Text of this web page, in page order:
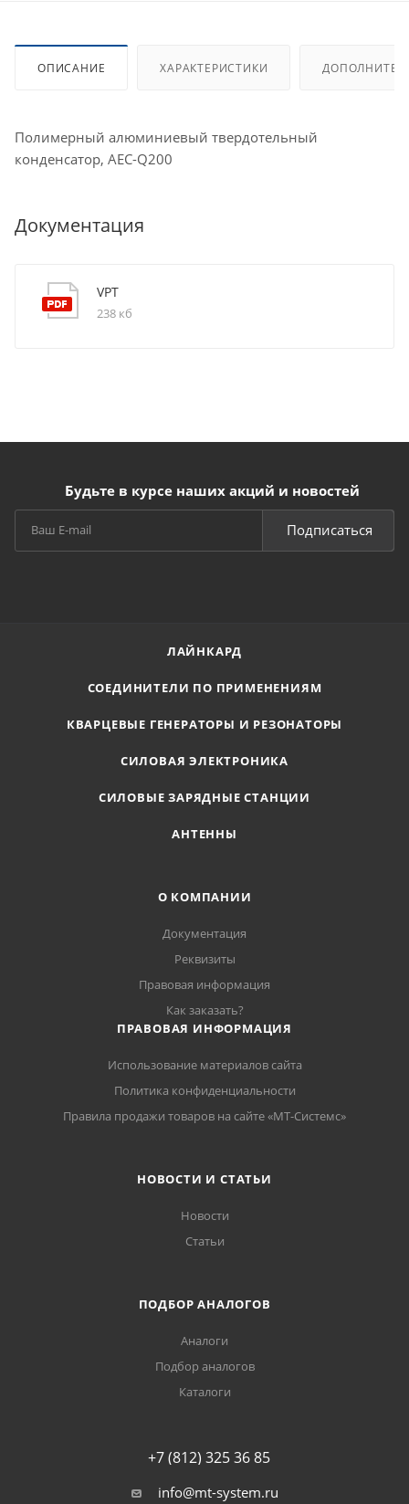
ОПИСАНИЕ ХАРАКТЕРИСТИКИ
Полимерный алюминиевый твердотельный
конденсатор, AEC-Q200
Документация
VPT
238 кб
Будьте в курсе наших акций и новостей
Подписаться
ЛАЙНКАРД
СОЕДИНИТЕЛИ ПО ПРИМЕНЕНИЯМ
КВАРЦЕВЫЕ ГЕНЕРАТОРЫ И РЕЗОНАТОРЫ
СИЛОВАЯ ЭЛЕКТРОНИКА
СИЛОВЫЕ ЗАРЯДНЫЕ СТАНЦИИ
АНТЕННЫ
О КОМПАНИИ
Документация
Реквизиты
Правовая информация
Как заказать?
ПРАВОВАЯ ИНФОРМАЦИЯ
Использование материалов сайта
Политика конфиденциальности
Правила продажи товаров на сайте «МТ-Системс»
НОВОСТИ И СТАТЬИ
Новости
Статьи
ПОДБОР АНАЛОГОВ
Аналоги
Подбор аналогов
Каталоги
+7 (812) 325 36 85
info@mt-system.ru